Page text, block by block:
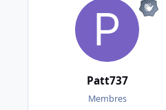
Patt737
Membres